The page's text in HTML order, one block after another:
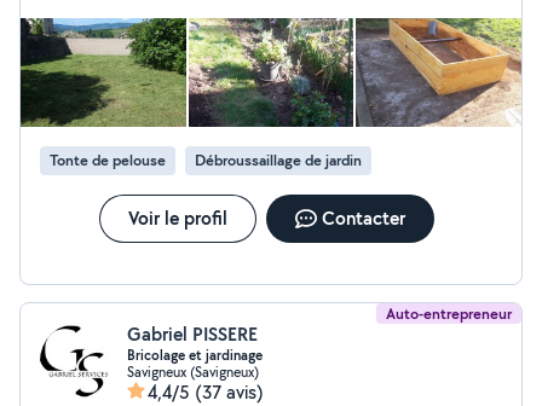
Tonte de pelouse Débroussaillage de jardin
Voir le profil Contacter
Auto-entrepreneur
Gabriel PISSERE
Bricolage et jardinage
Savigneux (Savigneux)
4,4/5 (37 avis)